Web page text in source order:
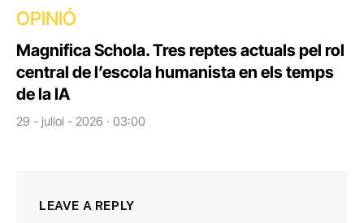
OPINIÓ
Magnifica Schola. Tres reptes actuals pel rol
central de l’escola humanista en els temps
de la IA
29 - juliol - 2026 · 03:00
LEAVE A REPLY